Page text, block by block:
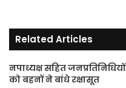
Related Articles
नपाध्यक्ष सहित जनप्रतिनिधियों
को बहनों ने बांधे रक्षासूत